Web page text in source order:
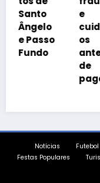
e
cuidad
os
antes
Notícias Futebol
Festas Populares